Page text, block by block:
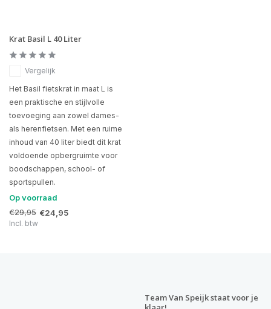
Krat Basil L 40 Liter
Vergelijk
Het Basil fietskrat in maat L is
een praktische en stijlvolle
toevoeging aan zowel dames-
als herenfietsen. Met een ruime
inhoud van 40 liter biedt dit krat
voldoende opbergruimte voor
boodschappen, school- of
sportspullen.
Op voorraad
€29,95 €24,95
Incl. btw
Team Van Speijk staat voor je